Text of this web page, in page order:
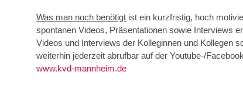
Was man noch benötigt ist ein kurzfristig, hoch
spontanen Videos, Präsentationen sowie Interviews
Videos und Interviews der Kolleginnen und Kollegen
weiterhin jederzeit abrufbar auf der Youtube-/
www.kvd-mannheim.de